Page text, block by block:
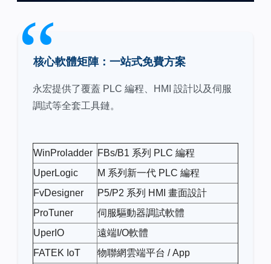
​核心軟體矩陣：一站式免費方案
永宏提供了覆蓋 PLC 編程、HMI 設計以及伺服
調試等全套工具鏈。
WinProladder FBs/B1 系列 PLC 編程
UperLogic
M 系列新一代 PLC 編程
FvDesigner
P5/P2 系列 HMI 畫面設計
ProTuner
伺服驅動器調試軟體
UperIO
遠端I/O軟體
FATEK IoT
物聯網雲端平台 / App